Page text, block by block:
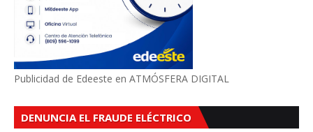
Publicidad de Edeeste en ATMÓSFERA DIGITAL
DENUNCIA EL FRAUDE ELÉCTRICO